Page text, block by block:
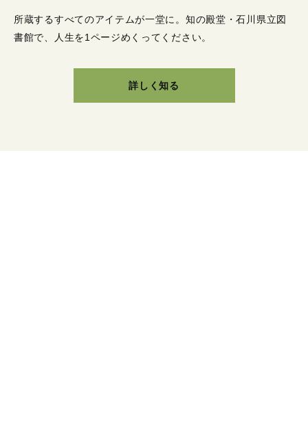
所蔵するすべてのアイテムが一堂に。 知の殿堂・石川県立図
書館で、人生を1ページめくってください。
詳しく知る